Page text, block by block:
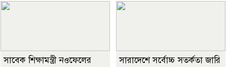
সাবেক শিক্ষামন্ত্রী নওফেলের
সারাদেশে সর্বোচ্চ সতর্কতা জারি